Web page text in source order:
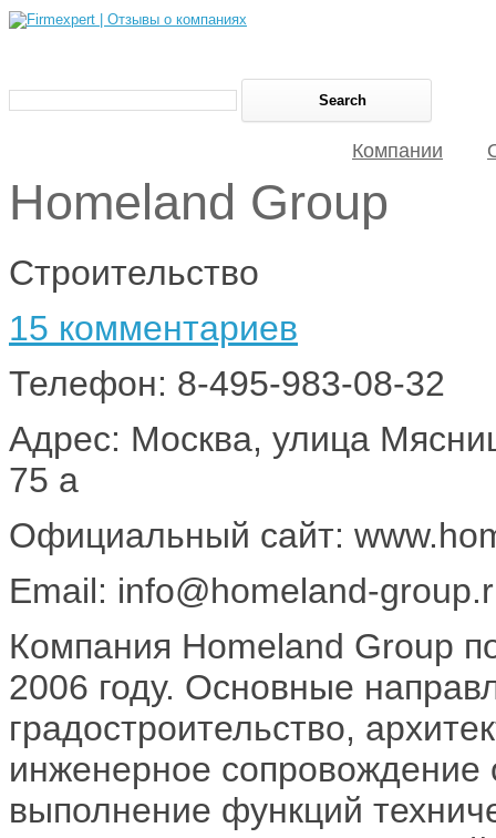
Компании
Homeland Group
Строительство
15 комментариев
Телефон: 8-495-983-08-32
Адрес: Москва, улица
75 а
Официальный сайт:
Email: info@homeland-
Компания Homeland Group
2006 году. Основные
градостроительство,
инженерное сопровождение
выполнение функций